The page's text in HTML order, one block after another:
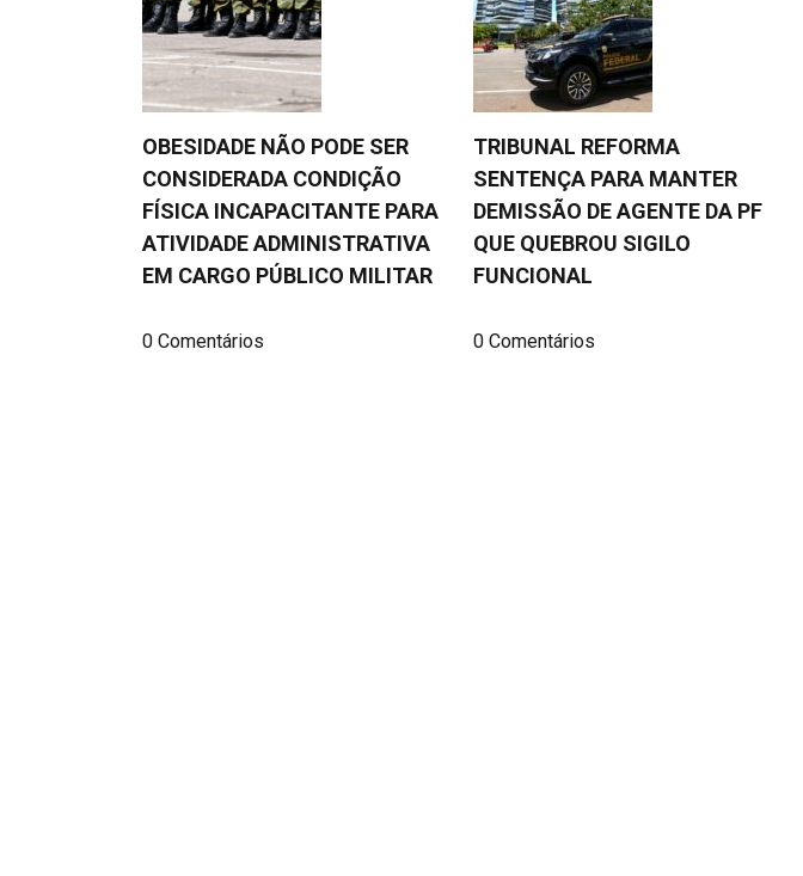
OBESIDADE NÃO PODE SER
CONSIDERADA CONDIÇÃO
FÍSICA INCAPACITANTE PARA
ATIVIDADE ADMINISTRATIVA
EM CARGO PÚBLICO MILITAR
0 Comentários
TRIBUNAL REFORMA
SENTENÇA PARA MANTER
DEMISSÃO DE AGENTE DA PF
QUE QUEBROU SIGILO
FUNCIONAL
0 Comentários